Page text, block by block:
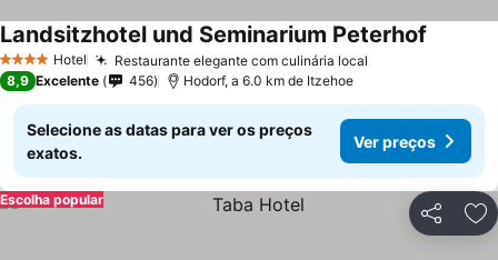
4 EstrelasHotel Restaurante elegante com culinária local
Landsitzhotel und Seminarium Peterhof
8,9 Excelente 456 Hodorf, a 6.0 km de Itzehoe
Selecione as datas para ver os preços
exatos.
Ver preços
Partilhar
Escolha popular